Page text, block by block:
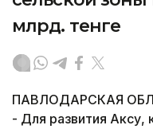
млрд. тенге
ПАВЛОДАРСКАЯ
- Для развития Аксу,